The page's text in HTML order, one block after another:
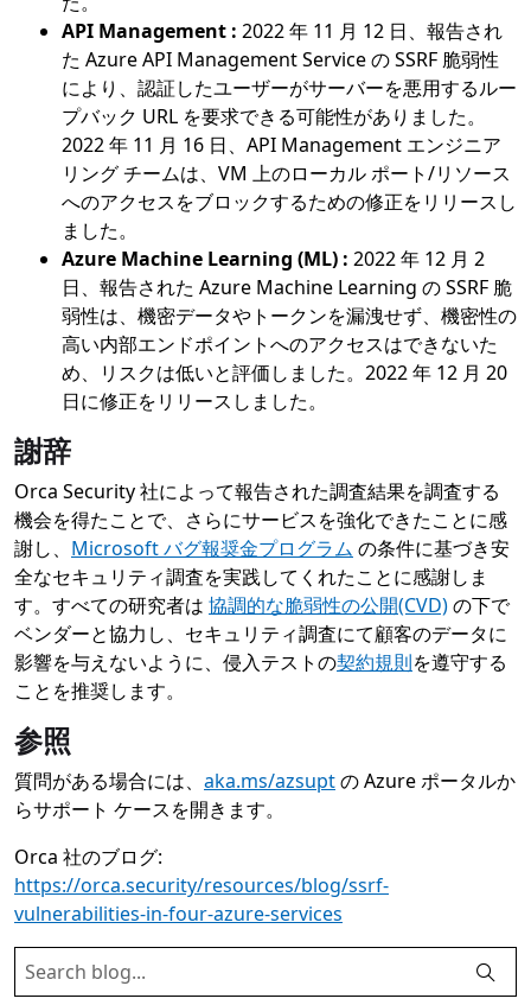
API Management : 2022 年 11 月 12 日、報告され
た Azure API Management Service の SSRF 脆弱性
により、認証したユーザーがサーバーを悪用するルー
プバック URL を要求できる可能性がありました。
2022 年 11 月 16 日、API Management エンジニア
リング チームは、VM 上のローカル ポート/リソース
へのアクセスをブロックするための修正をリリースし
ました。
Azure Machine Learning (ML) : 2022 年 12 月 2
日、報告された Azure Machine Learning の SSRF 脆
弱性は、機密データやトークンを漏洩せず、機密性の
高い内部エンドポイントへのアクセスはできないた
め、リスクは低いと評価しました。2022 年 12 月 20
日に修正をリリースしました。
謝辞
Orca Security 社によって報告された調査結果を調査する
機会を得たことで、さらにサービスを強化できたことに感
謝し、 Microsoft バグ報奨金プログラム の条件に基づき安
全なセキュリティ調査を実践してくれたことに感謝しま
す。すべての研究者は 協調的な脆弱性の公開(CVD)の下で
ベンダーと協力し、セキュリティ調査にて顧客のデータに
影響を与えないように、侵入テストの契約規則を遵守する
ことを推奨します。
参照
質問がある場合には、 aka.ms/azsuptの Azure ポータルか
らサポート ケースを開きます。
Orca 社のブログ:
https://orca.security/resources/blog/ssrf-
vulnerabilities-in-four-azure-services